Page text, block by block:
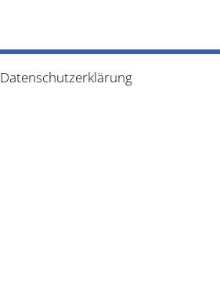
Datenschutzerklärung